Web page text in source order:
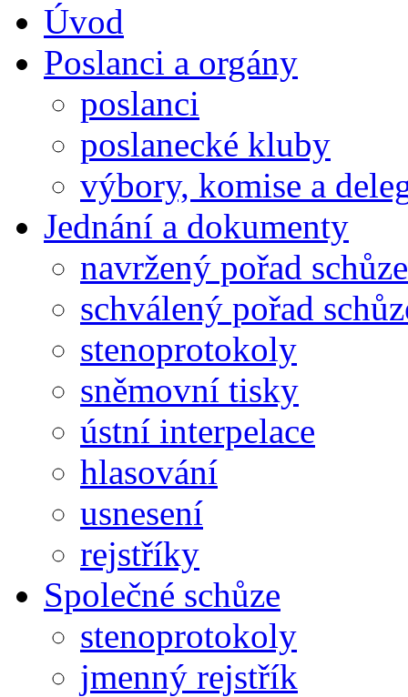
Úvod
Poslanci a orgány
poslanci
poslanecké kluby
výbory, komise a
Jednání a dokumenty
navržený pořad schůze
schválený pořad
stenoprotokoly
sněmovní tisky
ústní interpelace
hlasování
usnesení
rejstříky
Společné schůze
stenoprotokoly
jmenný rejstřík